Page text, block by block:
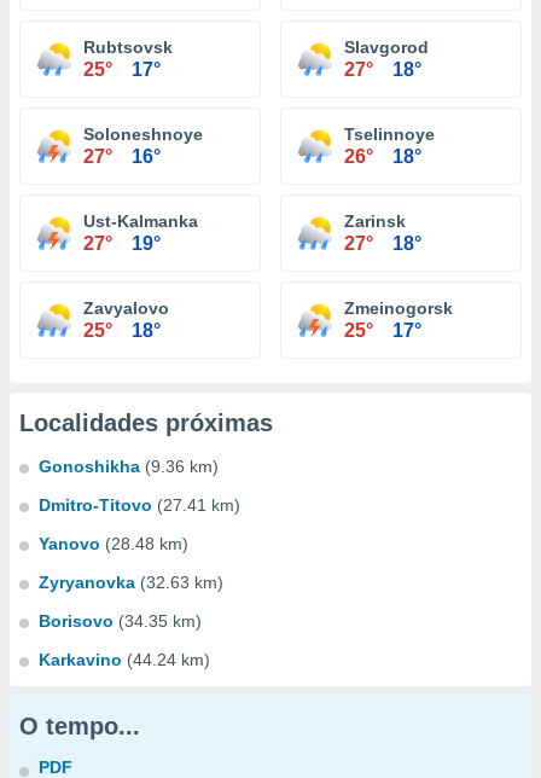
Rubtsovsk
25° 17°
Slavgorod
27° 18°
Soloneshnoye
27° 16°
Tselinnoye
26° 18°
Ust-Kalmanka
27° 19°
Zarinsk
27° 18°
Zavyalovo
25° 18°
Zmeinogorsk
25° 17°
Localidades próximas
Gonoshikha (9.36 km)
Dmitro-Titovo (27.41 km)
Yanovo (28.48 km)
Zyryanovka (32.63 km)
Borisovo (34.35 km)
Karkavino (44.24 km)
O tempo...
PDF